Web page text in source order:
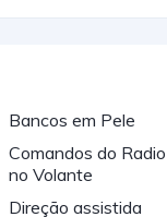
Bancos em Pele
Comandos do Radio
no Volante
Direção assistida